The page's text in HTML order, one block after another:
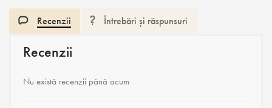
Recenzii Întrebări și răspunsuri
Recenzii
Nu există recenzii până acum